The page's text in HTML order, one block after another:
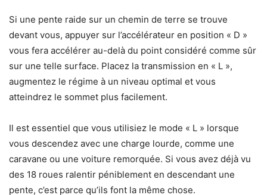
Si une pente raide sur un chemin de terre se trouve
devant vous, appuyer sur l’accélérateur en position « D »
vous fera accélérer au-delà du point considéré comme sûr
sur une telle surface. Placez la transmission en « L »,
augmentez le régime à un niveau optimal et vous
atteindrez le sommet plus facilement.
Il est essentiel que vous utilisiez le mode « L » lorsque
vous descendez avec une charge lourde, comme une
caravane ou une voiture remorquée. Si vous avez déjà vu
des 18 roues ralentir péniblement en descendant une
pente, c’est parce qu’ils font la même chose.